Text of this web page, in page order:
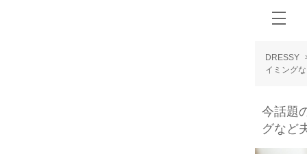
DRESSY
イミング
今話題
グなど